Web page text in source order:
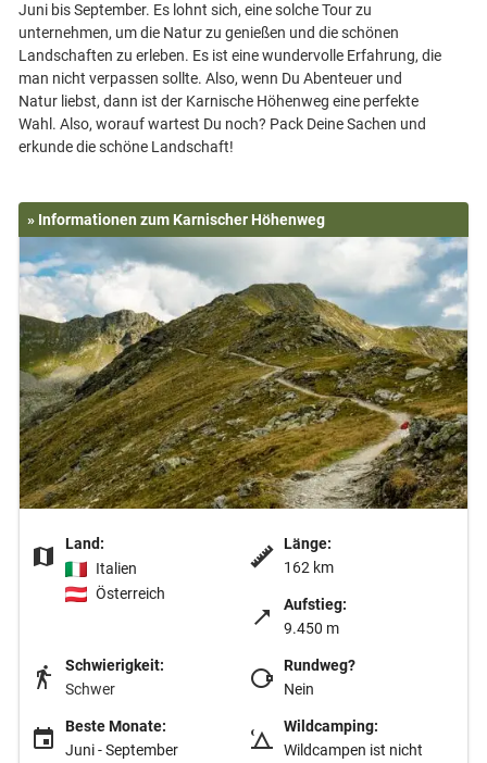
Juni bis September. Es lohnt sich, eine solche Tour zu
unternehmen, um die Natur zu genießen und die schönen
Landschaften zu erleben. Es ist eine wundervolle Erfahrung, die
man nicht verpassen sollte. Also, wenn Du Abenteuer und
Natur liebst, dann ist der Karnische Höhenweg eine perfekte
Wahl. Also, worauf wartest Du noch? Pack Deine Sachen und
» Informationen zum Karnischer Höhenweg
Land:
Italien
Österreich
Länge:
162 km
Aufstieg:
9.450 m
Schwierigkeit:
Schwer
Rundweg?
Nein
Beste Monate:
Juni - September
Wildcamping:
Wildcampen ist nicht